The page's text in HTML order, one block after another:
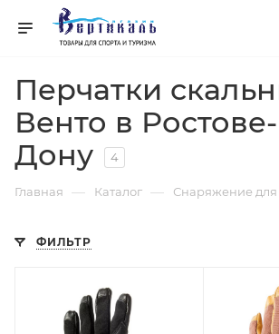
Перчатки
Венто в
Дону
4
Главная — Каталог — Снаряжение
ФИЛЬТР